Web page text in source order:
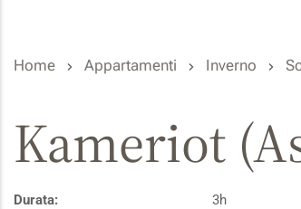
Home Appartamenti Inverno
Kameriot
Durata:
3h